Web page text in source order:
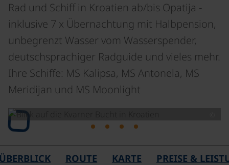
Rad und Schiff in Kroatien ab/bis Opatija -
inklusive 7 x Übernachtung mit Halbpension,
unbegrenzt Wasser vom Wasserspender,
deutschsprachiger Radguide und vieles mehr.
Ihre Schiffe: MS Kalipsa, MS Antonela, MS
Meridijan und MS Moonlight
ROUTE KARTE PREISE &